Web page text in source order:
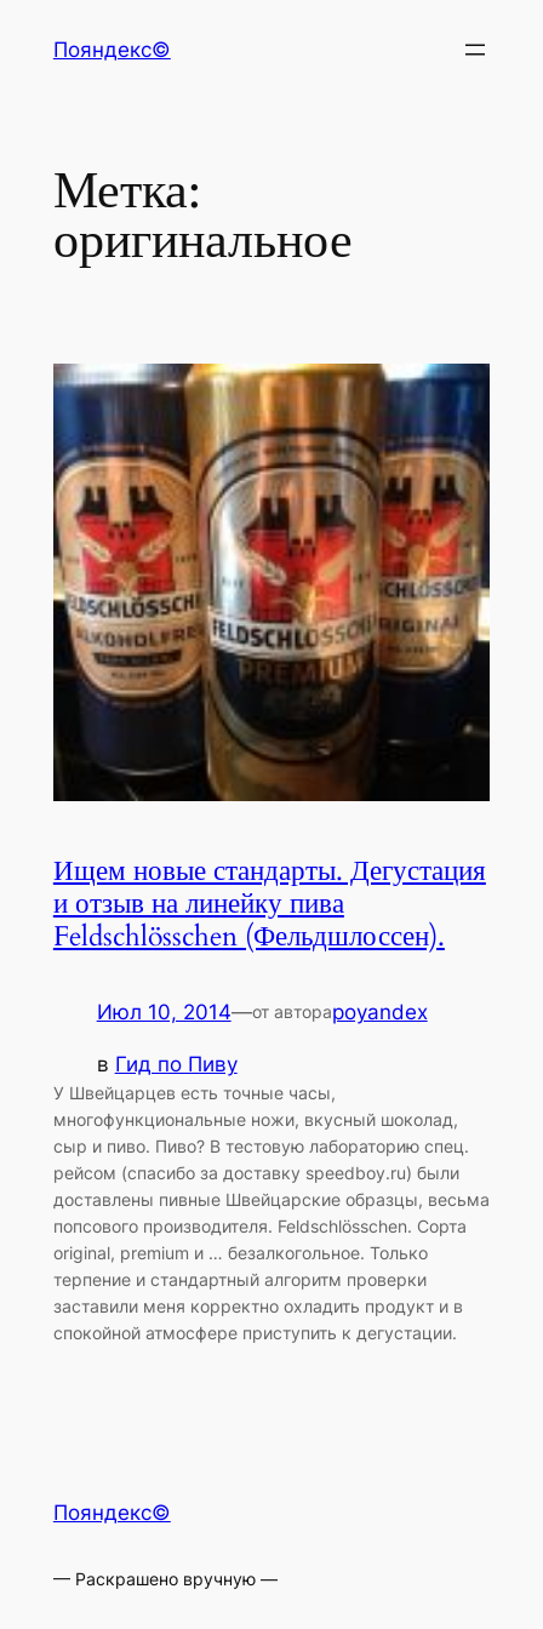
Пояндекс©
Метка:
оригинальное
Ищем новые стандарты. Дегустация
и отзыв на линейку пива
Feldschlösschen (Фельдшлоссен).
Июл 10, 2014—от автораpoyandex
в Гид по Пиву
У Швейцарцев есть точные часы,
многофункциональные ножи, вкусный шоколад,
сыр и пиво. Пиво? В тестовую лабораторию спец.
рейсом (спасибо за доставку speedboy.ru) были
доставлены пивные Швейцарские образцы, весьма
попсового производителя. Feldschlösschen. Сорта
original, premium и … безалкогольное. Только
терпение и стандартный алгоритм проверки
заставили меня корректно охладить продукт и в
спокойной атмосфере приступить к дегустации.
Пояндекс©
— Раскрашено вручную —